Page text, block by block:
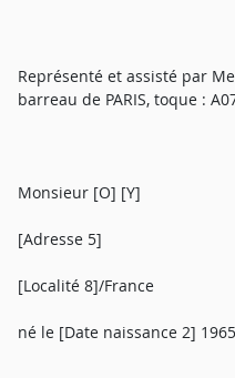
Représenté et assisté par
barreau de PARIS, toque :
Monsieur [O] [Y]
[Adresse 5]
[Localité 8]/France
né le [Date naissance 2]